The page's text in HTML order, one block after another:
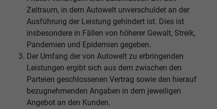
Zeitraum, in dem Autowelt unverschuldet an der
Ausführung der Leistung gehindert ist. Dies ist
insbesondere in Fällen von höherer Gewalt, Streik,
Pandemien und Epidemien gegeben.
Der Umfang der von Autowelt zu erbringenden
Leistungen ergibt sich aus dem zwischen den
Parteien geschlossenen Vertrag sowie den hierauf
bezugnehmenden Angaben in dem jeweiligen
Angebot an den Kunden.